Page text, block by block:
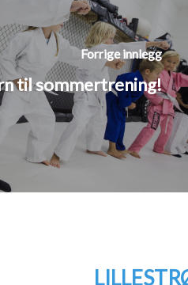
Forrige innlegg
til sommertrening!